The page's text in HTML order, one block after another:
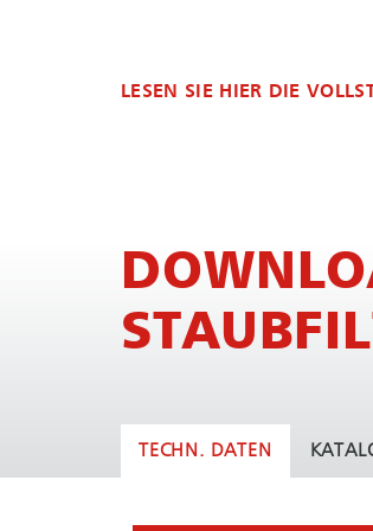
LESEN SIE HIER DIE
TECHN. DATEN